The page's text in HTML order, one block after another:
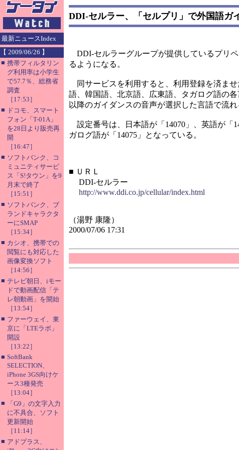
最新ニュースIndex
【 2009/06/26 】
■ 携帯フィルタリン
グ利用率は小学生
で57.7％、総務省
調査
［17:53］
■ ドコモ、スマート
フォン「T-01A」
を28日より販売再
開
［16:47］
■ ソフトバンク、コ
ミュニティサービ
ス「S!タウン」を9
月末で終了
［15:51］
■ ソフトバンク、ブ
ランドキャラクタ
ーにSMAP
［15:34］
■ カシオ、携帯での
閲覧にも対応した
画像変換ソフト
［14:56］
■ テレビ朝日、iモー
ドで動画配信「テ
レ朝動画」を開始
［13:54］
■ ファーウェイ、東
京に「LTEラボ」
開設
［13:22］
■ SoftBank
SELECTION、
iPhone 3GS向けケ
ース3種発売
［13:04］
■
「G9」の文字入力
に不具合、ソフト
更新開始
［11:14］
■ アドプラス、
DDI-セルラー、「セルプリ」で外国語ガ
DDI-セルラーグループが提供しているプリ
るようになる。
同サービスを利用すると、利用登録を済ま
語、韓国語、北京語、広東語、タガログ語の
以降のガイダンスの音声が選択した言語で流
設定番号は、日本語が「14070」、英語が「
ガログ語が「14075」となっている。
■ ＵＲＬ
DDI-セルラー
http://www.ddi.co.jp/cellular/index.html
（湯野 康隆）
2000/07/06 17:31